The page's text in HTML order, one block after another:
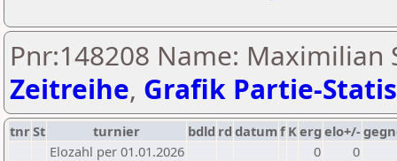
Pnr:148208 Name: Maximilian
Zeitreihe, Grafik Partie-
tnrSt turnier bdld rd datumf Kerg elo+/-
Elozahl per 01.01.2026
0
0